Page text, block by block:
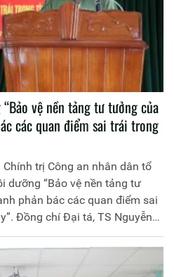
vệ nền tảng tư tưởng của
các quan điểm sai trái trong
trị Công an nhân dân tổ
dưỡng “Bảo vệ nền tảng tư
phản bác các quan điểm sai
Đồng chí Đại tá, TS Nguyễn
viện chủ trì buổi lễ.